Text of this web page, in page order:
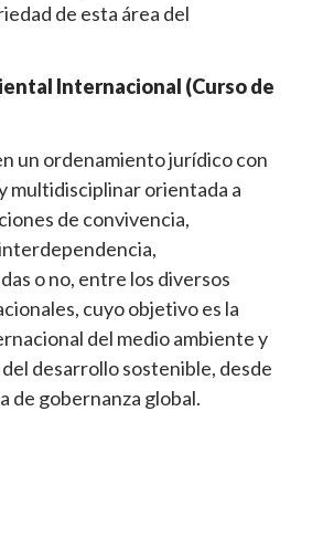
de esta área del
Internacional (Curso de
un ordenamiento jurídico con
multidisciplinar orientada a
de convivencia,
o no, entre los diversos
cuyo objetivo es la
del medio ambiente y
desarrollo sostenible, desde
de gobernanza global.